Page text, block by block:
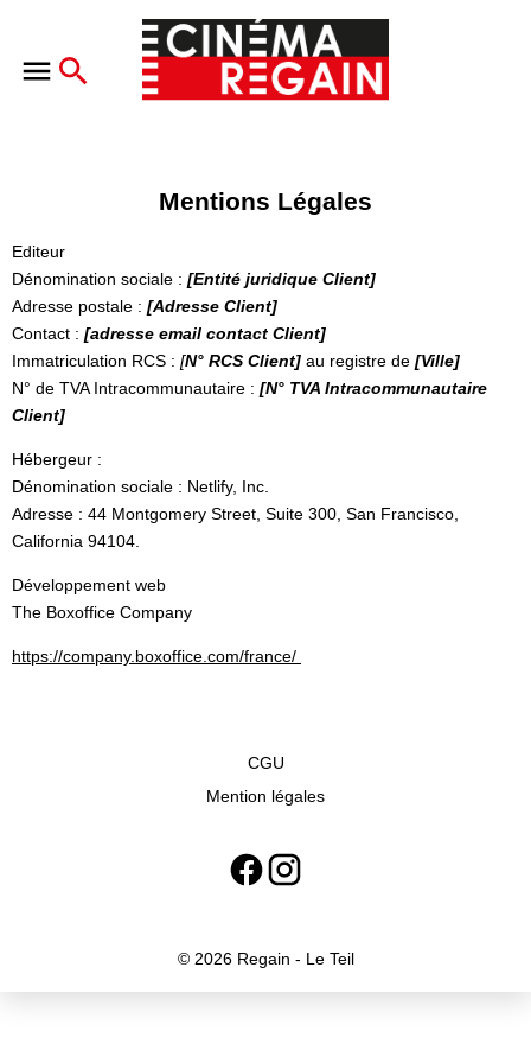
Mentions Légales
Editeur
Dénomination sociale : [Entité juridique Client]
Adresse postale : [Adresse Client]
Contact : [adresse email contact Client]
Immatriculation RCS : [N° RCS Client] au registre de [Ville]
N° de TVA Intracommunautaire : [N° TVA Intracommunautaire
Client]
Hébergeur :
Dénomination sociale : Netlify, Inc.
Adresse : 44 Montgomery Street, Suite 300, San Francisco,
California 94104.
Développement web
The Boxoffice Company
https://company.boxoffice.com/france/
CGU
Mention légales
© 2026 Regain - Le Teil